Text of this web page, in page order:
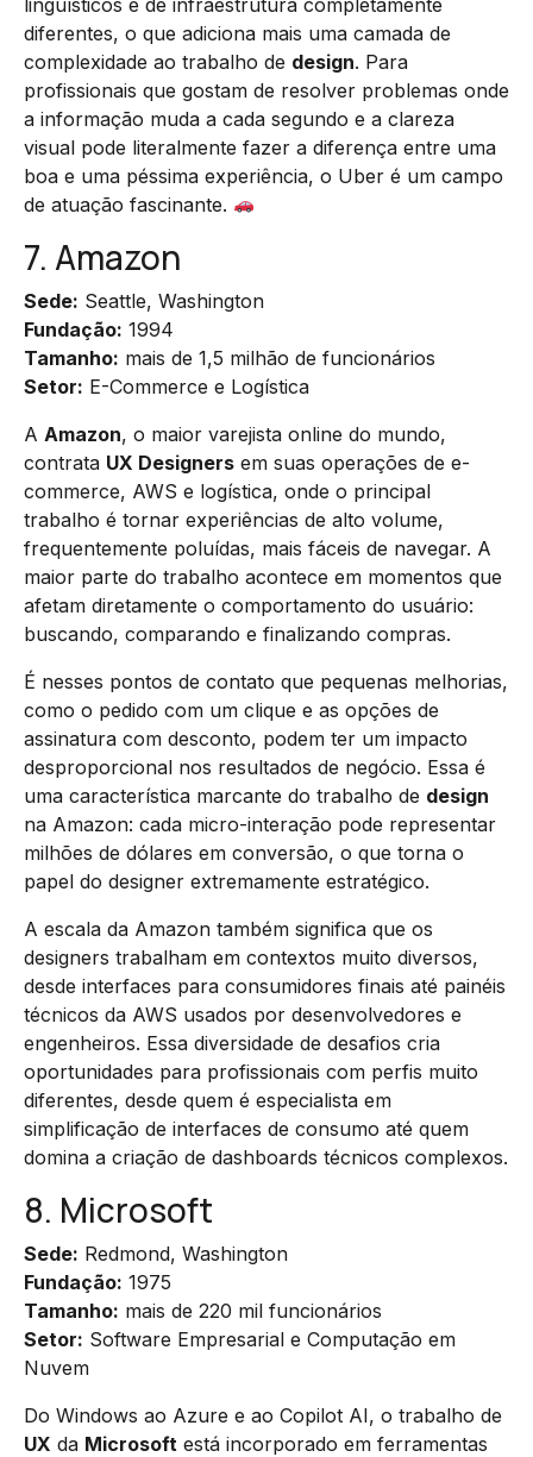
diferentes, o que adiciona mais uma camada de
complexidade ao trabalho de design. Para
profissionais que gostam de resolver problemas onde
a informação muda a cada segundo e a clareza
visual pode literalmente fazer a diferença entre uma
boa e uma péssima experiência, o Uber é um campo
de atuação fascinante.
7. Amazon
Sede: Seattle, Washington
Fundação: 1994
Tamanho: mais de 1,5 milhão de funcionários
Setor: E-Commerce e Logística
A Amazon, o maior varejista online do mundo,
contrata UX Designers em suas operações de e-
commerce, AWS e logística, onde o principal
trabalho é tornar experiências de alto volume,
frequentemente poluídas, mais fáceis de navegar. A
maior parte do trabalho acontece em momentos que
afetam diretamente o comportamento do usuário:
buscando, comparando e finalizando compras.
É nesses pontos de contato que pequenas melhorias,
como o pedido com um clique e as opções de
assinatura com desconto, podem ter um impacto
desproporcional nos resultados de negócio. Essa é
uma característica marcante do trabalho de design
na Amazon: cada micro-interação pode representar
milhões de dólares em conversão, o que torna o
papel do designer extremamente estratégico.
A escala da Amazon também significa que os
designers trabalham em contextos muito diversos,
desde interfaces para consumidores finais até painéis
técnicos da AWS usados por desenvolvedores e
engenheiros. Essa diversidade de desafios cria
oportunidades para profissionais com perfis muito
diferentes, desde quem é especialista em
simplificação de interfaces de consumo até quem
domina a criação de dashboards técnicos complexos.
8. Microsoft
Sede: Redmond, Washington
Fundação: 1975
Tamanho: mais de 220 mil funcionários
Setor: Software Empresarial e Computação em
Nuvem
Do Windows ao Azure e ao Copilot AI, o trabalho de
UX da Microsoft está incorporado em ferramentas